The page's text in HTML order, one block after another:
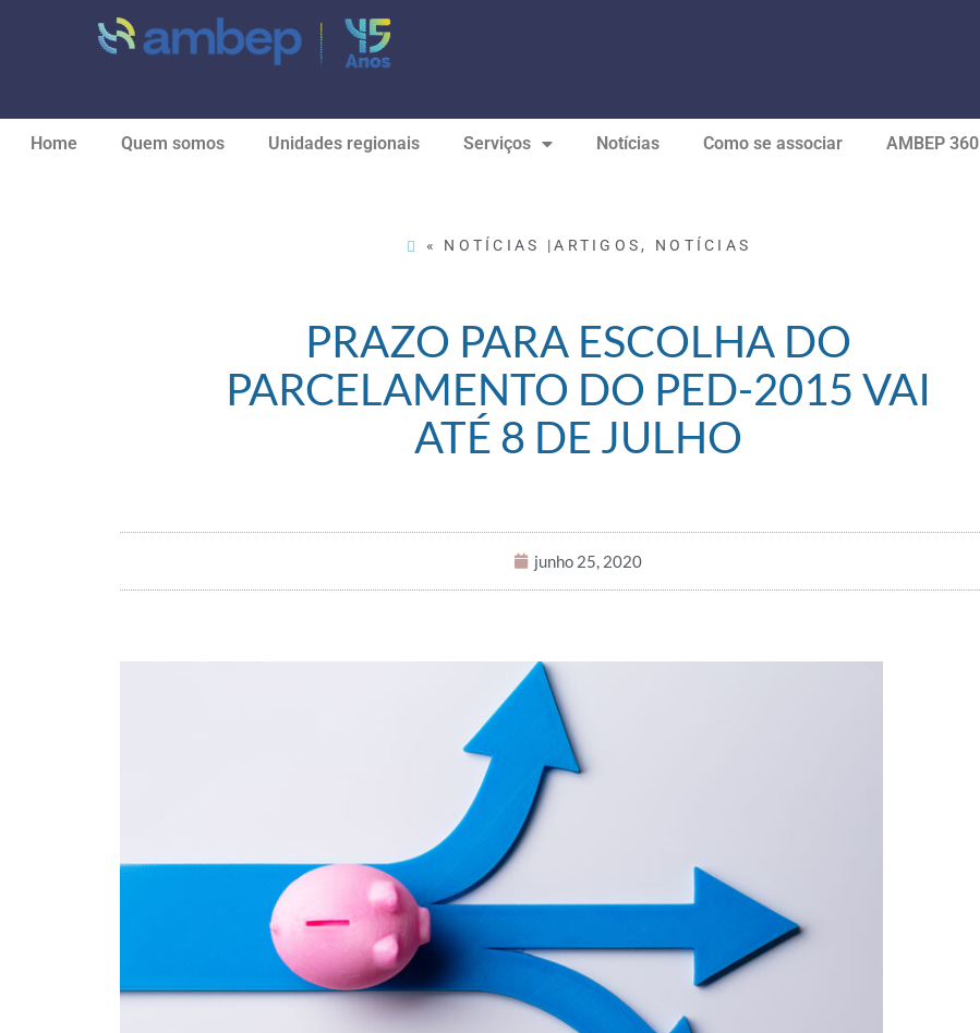
Home Quem somos Unidades regionais Serviços Notícias Como se associar AMBEP 360
« NOTÍCIAS |ARTIGOS , NOTÍCIAS
PRAZO PARA ESCOLHA DO
PARCELAMENTO DO PED-2015 VAI
ATÉ 8 DE JULHO
junho 25, 2020